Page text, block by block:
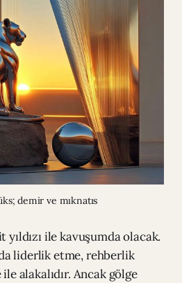
demir ve mıknatıs
ile kavuşumda olacak.
liderlik etme, rehberlik
alakalıdır. Ancak gölge